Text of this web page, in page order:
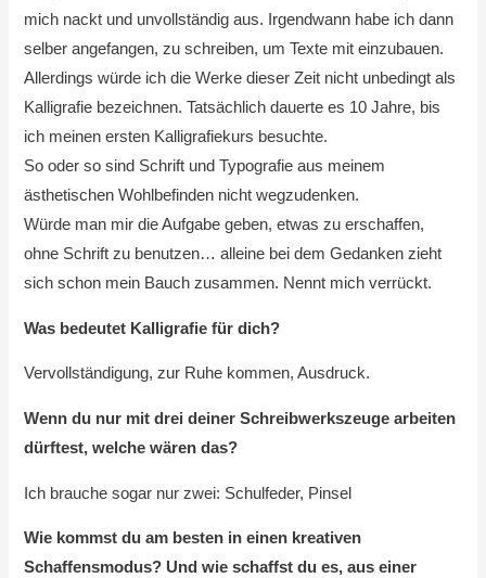
mich nackt und unvollständig aus. Irgendwann habe ich dann
selber angefangen, zu schreiben, um Texte mit einzubauen.
Allerdings würde ich die Werke dieser Zeit nicht unbedingt als
Kalligrafie bezeichnen. Tatsächlich dauerte es 10 Jahre, bis
ich meinen ersten Kalligrafiekurs besuchte.
So oder so sind Schrift und Typografie aus meinem
ästhetischen Wohlbefinden nicht wegzudenken.
Würde man mir die Aufgabe geben, etwas zu erschaffen,
ohne Schrift zu benutzen… alleine bei dem Gedanken zieht
sich schon mein Bauch zusammen. Nennt mich verrückt.
Was bedeutet Kalligrafie für dich?
Vervollständigung, zur Ruhe kommen, Ausdruck.
Wenn du nur mit drei deiner Schreibwerkszeuge arbeiten
dürftest, welche wären das?
Ich brauche sogar nur zwei: Schulfeder, Pinsel
Wie kommst du am besten in einen kreativen
Schaffensmodus? Und wie schaffst du es, aus einer